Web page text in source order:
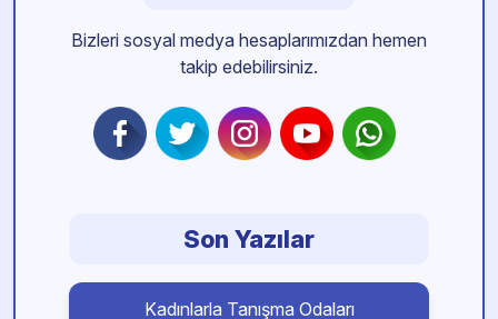
Bizleri sosyal medya hesaplarımızdan hemen
takip edebilirsiniz.
Son Yazılar
Kadınlarla Tanışma Odaları